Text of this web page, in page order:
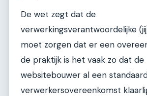
De wet zegt dat de
verwerkingsverantwoordelijke
moet zorgen dat er een
de praktijk is het vaak zo dat de
websitebouwer al een
verwerkersovereenkomst